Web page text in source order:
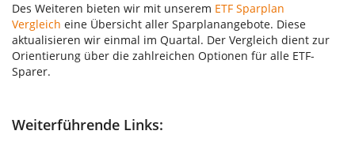
Des Weiteren bieten wir mit unserem ETF Sparplan
Vergleich eine Übersicht aller Sparplanangebote. Diese
aktualisieren wir einmal im Quartal. Der Vergleich dient zur
Orientierung über die zahlreichen Optionen für alle ETF-
Sparer.
Weiterführende Links: